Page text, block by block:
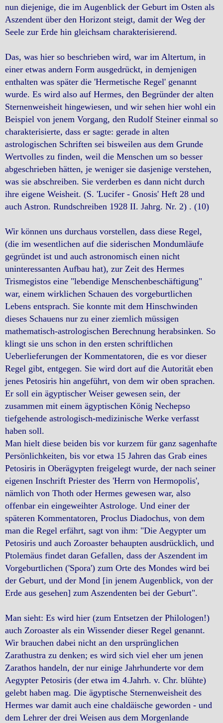
nun diejenige, die im Augenblick der Geburt im Osten als
Aszendent über den Horizont steigt, damit der Weg der
Seele zur Erde hin gleichsam charakterisierend.
Das, was hier so beschrieben wird, war im Altertum, in
einer etwas andern Form ausgedrückt, in demjenigen
enthalten was später die 'Hermetische Regel' genannt
wurde. Es wird also auf Hermes, den Begründer der alten
Sternenweisheit hingewiesen, und wir sehen hier wohl ein
Beispiel von jenem Vorgang, den Rudolf Steiner einmal so
charakterisierte, dass er sagte: gerade in alten
astrologischen Schriften sei bisweilen aus dem Grunde
Wertvolles zu finden, weil die Menschen um so besser
abgeschrieben hätten, je weniger sie dasjenige verstehen,
was sie abschreiben. Sie verderben es dann nicht durch
ihre eigene Weisheit. (S. 'Lucifer - Gnosis' Heft 28 und
auch Astron. Rundschreiben 1928 II. Jahrg. Nr. 2) . (10)
Wir können uns durchaus vorstellen, dass diese Regel,
(die im wesentlichen auf die siderischen Mondumläufe
gegründet ist und auch astronomisch einen nicht
uninteressanten Aufbau hat), zur Zeit des Hermes
Trismegistos eine "lebendige Menschenbeschäftigung"
war, einem wirklichen Schauen des vorgeburtlichen
Lebens entsprach. Sie konnte mit dem Hinschwinden
dieses Schauens nur zu einer ziemlich müssigen
mathematisch-astrologischen Berechnung herabsinken. So
klingt sie uns schon in den ersten schriftlichen
Ueberlieferungen der Kommentatoren, die es vor dieser
Regel gibt, entgegen. Sie wird dort auf die Autorität eben
jenes Petosiris hin angeführt, von dem wir oben sprachen.
Er soll ein ägyptischer Weiser gewesen sein, der
zusammen mit einem ägyptischen König Nechepso
tiefgehende astrologisch-medizinische Werke verfasst
haben soll.
Man hielt diese beiden bis vor kurzem für ganz sagenhafte
Persönlichkeiten, bis vor etwa 15 Jahren das Grab eines
Petosiris in Oberägypten freigelegt wurde, der nach seiner
eigenen Inschrift Priester des 'Herrn von Hermopolis',
nämlich von Thoth oder Hermes gewesen war, also
offenbar ein eingeweihter Astrologe. Und einer der
späteren Kommentatoren, Proclus Diadochus, von dem
man die Regel erfährt, sagt von ihm: "Die Aegypter um
Petosiris und auch Zoroaster behaupten ausdrücklich, und
Ptolemäus findet daran Gefallen, dass der Aszendent im
Vorgeburtlichen ('Spora') zum Orte des Mondes wird bei
der Geburt, und der Mond [in jenem Augenblick, von der
Erde aus gesehen] zum Aszendenten bei der Geburt".
Man sieht: Es wird hier (zum Entsetzen der Philologen!)
auch Zoroaster als ein Wissender dieser Regel genannt.
Wir brauchen dabei nicht an den ursprünglichen
Zarathustra zu denken; es wird sich viel eher um jenen
Zarathos handeln, der nur einige Jahrhunderte vor dem
Aegypter Petosiris (der etwa im 4.Jahrh. v. Chr. blühte)
gelebt haben mag. Die ägyptische Sternenweisheit des
Hermes war damit auch eine chaldäische geworden - und
dem Lehrer der drei Weisen aus dem Morgenlande